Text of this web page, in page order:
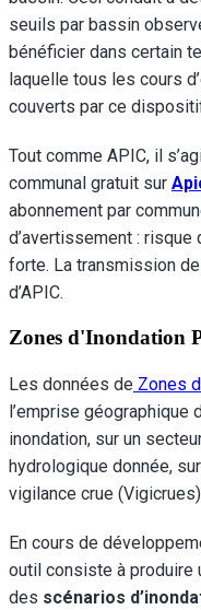
seuils par bassin
bénéficier dans certain
laquelle tous les cours
couverts par ce
Tout comme APIC, il
communal gratuit sur
abonnement par
d’avertissement :
forte. La transmission
d’APIC.
Zones d'Inondation
Les données de Zones
l’emprise géographique
inondation, sur un
hydrologique donnée,
vigilance crue
En cours de
outil consiste à produire
des scénarios